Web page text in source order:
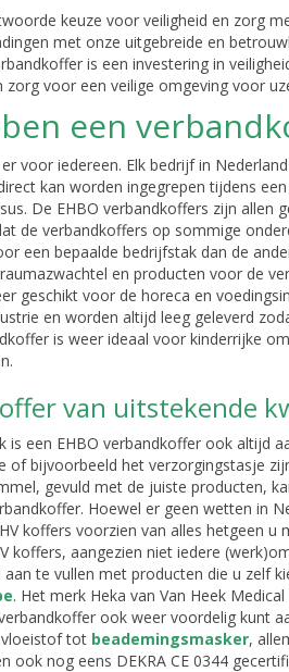
keuze voor veiligheid en zorg
met onze uitgebreide en
is een investering in
zorg voor een veilige omgeving voor
een
voor iedereen. Elk bedrijf in
kan worden ingegrepen tijdens
De EHBO verbandkoffers zijn
de verbandkoffers op sommige
een bepaalde bedrijfstak dan de
en producten voor de
geschikt voor de horeca en
en worden altijd leeg geleverd
is weer ideaal voor kinderrijke
van uitstekende
is een EHBO verbandkoffer ook altijd
of bijvoorbeeld het verzorgingstasje
gevuld met de juiste producten,
Hoewel er geen wetten in
koffers voorzien van alles hetgeen
koffers, aangezien niet iedere
te vullen met producten die u zelf
. Het merk Heka van Van Heek
ook weer voordelig kunt
tot beademingsmasker,
ook nog eens DEKRA CE 0344